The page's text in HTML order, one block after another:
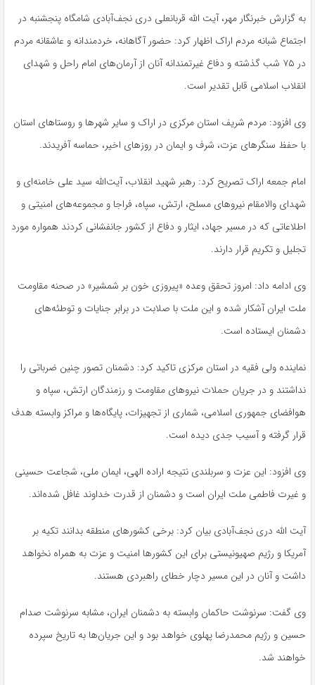
به گزارش خبرنگار مهر، آیت الله قربانعلی دری نجف‌آبادی شامگاه پنجشنبه در
اجتماع شبانه مردم اراک اظهار کرد: حضور آگاهانه، خردمندانه و عاشقانه مردم
در ۷۵ شب گذشته و دفاع غیرتمندانه آنان از آرمان‌های امام راحل و شهدای
انقلاب اسلامی قابل تقدیر است.
وی افزود: مردم شریف استان مرکزی در اراک و سایر شهرها و روستاهای استان
با حفظ سنگرهای عزت، شرف و ایمان در روزهای اخیر، حماسه آفریدند.
امام جمعه اراک تصریح کرد: رهبر شهید انقلاب، آیت‌الله سید علی خامنه‌ای و
شهدای والامقام نیروهای مسلح، ارتش، سپاه، فراجا و مجموعه‌های امنیتی و
اطلاعاتی که در مسیر جهاد، ایثار و دفاع از کشور جانفشانی کردند همواره مورد
تجلیل و تکریم قرار دارند.
وی ادامه داد: امروز تحقق وعده «پیروزی خون بر شمشیر» در صحنه مقاومت
ملت ایران آشکار شده و این ملت با صلابت در برابر جنایات و توطئه‌های
دشمنان ایستاده است.
نماینده ولی فقیه در استان مرکزی تاکید کرد: دشمنان تصور چنین ضرباتی را
نداشتند و در جریان حملات نیروهای مقاومت و رزمندگان ارتش، سپاه و
هوافضای جمهوری اسلامی، شماری از تجهیزات، پایگاه‌ها و مراکز وابسته هدف
قرار گرفته و آسیب جدی دیده است.
وی افزود: این عزت و سربلندی نتیجه اراده الهی، ایمان ملی، شجاعت حسینی
و غیرت فاطمی ملت ایران است و دشمنان از قدرت خداوند غافل شده‌اند.
آیت الله دری نجف‌آبادی بیان کرد: برخی کشورهای منطقه بدانند تکیه بر
آمریکا و رژیم صهیونیستی برای این کشورها امنیت و عزت به همراه نخواهد
داشت و آنان در این مسیر دچار خطای راهبردی هستند.
وی گفت: سرنوشت حاکمان وابسته به دشمنان ایران، مشابه سرنوشت صدام
حسین و رژیم محمدرضا پهلوی خواهد بود و این جریان‌ها به تاریخ سپرده
خواهند شد.